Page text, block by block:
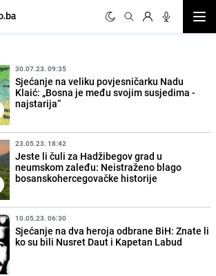
30.07.23. 09:35
Sjećanje na veliku povjesničarku Nadu
Klaić: „Bosna je među svojim susjedima -
najstarija“
23.05.23. 18:42
Jeste li čuli za Hadžibegov grad u
neumskom zaleđu: Neistraženo blago
bosanskohercegovačke historije
10.05.23. 06:30
Sjećanje na dva heroja odbrane BiH: Znate li
ko su bili Nusret Daut i Kapetan Labud